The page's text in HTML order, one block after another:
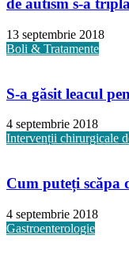
de autism s-a
13 septembrie 2018
Boli & Tratamente
S-a găsit leacul
4 septembrie 2018
Intervenții chirurgicale
Cum puteți scăpa
4 septembrie 2018
Gastroenterologie